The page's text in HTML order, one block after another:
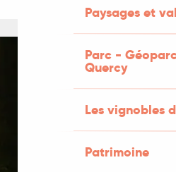
Paysages et
Parc -
Quercy
Les vignobles
Patrimoine